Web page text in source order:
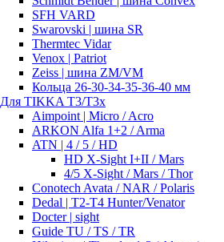
SFH VARD
Swarovski | шина SR
Thermtec Vidar
Venox | Patriot
Zeiss | шина ZM/VM
Кольца 26-30-34-35-36-40 мм
Для TIKKA T3/T3x
Aimpoint | Micro / Acro
ARKON Alfa 1+2 / Arma
ATN | 4 / 5 / HD
HD X-Sight I+II / Mars
4/5 X-Sight / Mars / Thor
Conotech Avata / NAR / Polaris
Dedal | T2-T4 Hunter/Venator
Docter | sight
Guide TU / TS / TR